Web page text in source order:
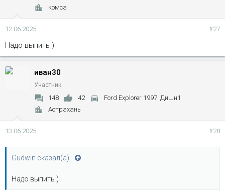
комса
12.06.2025 #27
Надо выпить )
иван30
Участник
148 42
Ford Explorer 1997. Дишн1
Астрахань
13.06.2025 #28
Gudwin сказал(а):
Надо выпить )